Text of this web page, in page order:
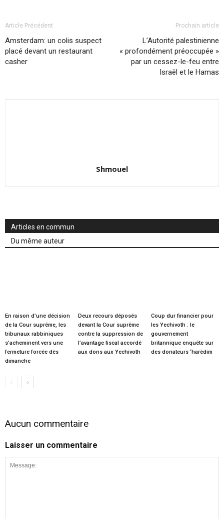
Article Précédent
Amsterdam: un colis suspect
placé devant un restaurant
casher
Prochain article
L’Autorité palestinienne
« profondément préoccupée »
par un cessez-le-feu entre
Israël et le Hamas
Shmouel
Articles en commun
Du même auteur
En raison d’une décision
de la Cour suprême, les
tribunaux rabbiniques
s’acheminent vers une
fermeture forcée dès
dimanche
Deux recours déposés
devant la Cour suprême
contre la suppression de
l’avantage fiscal accordé
aux dons aux Yechivoth
Coup dur financier pour
les Yechivoth : le
gouvernement
britannique enquête sur
des donateurs ‘harédim
Aucun commentaire
Laisser un commentaire